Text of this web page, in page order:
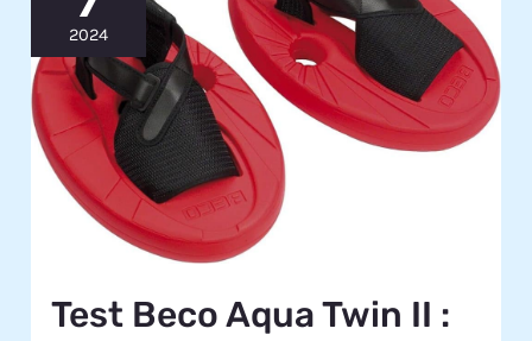
2024
Test Beco Aqua Twin II :